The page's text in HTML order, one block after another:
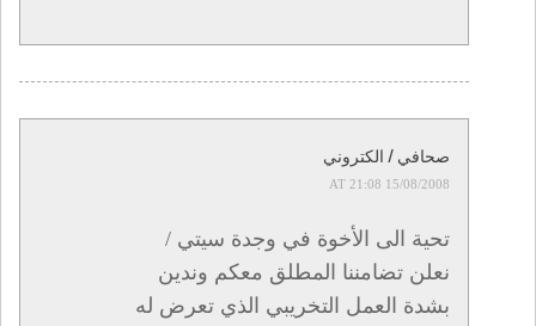
صحافي / الكتروني
15/08/2008 AT 21:08
تحية الى الأخوة في وجدة سيتي /
نعلن تضامننا المطلق معكم وندين
بشدة العمل التخريبي الذي تعرض له